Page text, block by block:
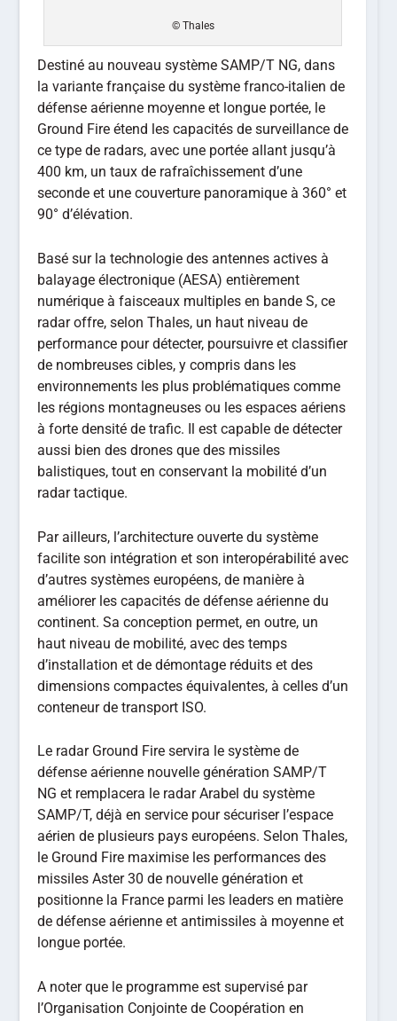
© Thales
Destiné au nouveau système SAMP/T NG, dans
la variante française du système franco-italien de
défense aérienne moyenne et longue portée, le
Ground Fire étend les capacités de surveillance de
ce type de radars, avec une portée allant jusqu’à
400 km, un taux de rafraîchissement d’une
seconde et une couverture panoramique à 360° et
90° d’élévation.
Basé sur la technologie des antennes actives à
balayage électronique (AESA) entièrement
numérique à faisceaux multiples en bande S, ce
radar offre, selon Thales, un haut niveau de
performance pour détecter, poursuivre et classifier
de nombreuses cibles, y compris dans les
environnements les plus problématiques comme
les régions montagneuses ou les espaces aériens
à forte densité de trafic. Il est capable de détecter
aussi bien des drones que des missiles
balistiques, tout en conservant la mobilité d’un
radar tactique.
Par ailleurs, l’architecture ouverte du système
facilite son intégration et son interopérabilité avec
d’autres systèmes européens, de manière à
améliorer les capacités de défense aérienne du
continent. Sa conception permet, en outre, un
haut niveau de mobilité, avec des temps
d’installation et de démontage réduits et des
dimensions compactes équivalentes, à celles d’un
conteneur de transport ISO.
Le radar Ground Fire servira le système de
défense aérienne nouvelle génération SAMP/T
NG et remplacera le radar Arabel du système
SAMP/T, déjà en service pour sécuriser l’espace
aérien de plusieurs pays européens. Selon Thales,
le Ground Fire maximise les performances des
missiles Aster 30 de nouvelle génération et
positionne la France parmi les leaders en matière
de défense aérienne et antimissiles à moyenne et
longue portée.
A noter que le programme est supervisé par
l’Organisation Conjointe de Coopération en